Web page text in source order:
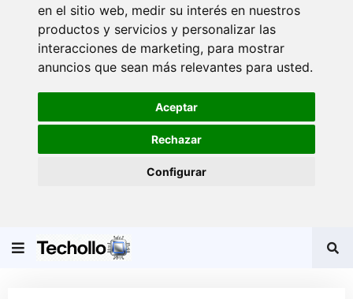
en el sitio web, medir su interés en nuestros
productos y servicios y personalizar las
interacciones de marketing, para mostrar
anuncios que sean más relevantes para usted.
Aceptar
Rechazar
Configurar